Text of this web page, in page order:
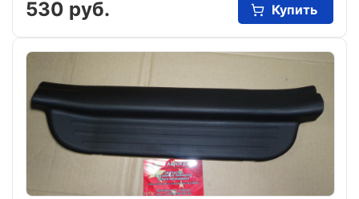
530 руб. Купить